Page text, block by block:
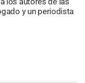
y un periodista